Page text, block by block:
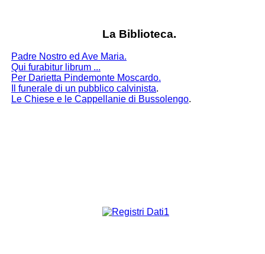
La Biblioteca.
Padre Nostro ed Ave Maria.
Qui furabitur librum ...
Per Darietta Pindemonte Moscardo.
Il funerale di un pubblico calvinista.
Le Chiese e le Cappellanie di Bussolengo.